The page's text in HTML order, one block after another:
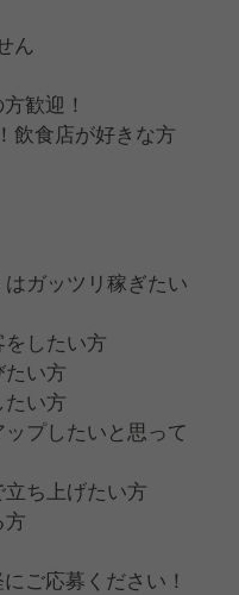
ん
歓迎！
飲食店が好きな方
ガッツリ稼ぎたい
したい方
い方
い方
プしたいと思って
ち上げたい方
ご応募ください！